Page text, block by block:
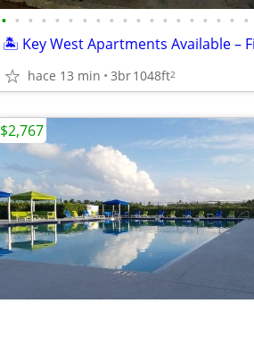
• • • • • • • • • • • • • • • • • • •
hace 13 min 3br1048ft2
$2,767